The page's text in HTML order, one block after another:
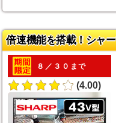
倍速機能を搭載！シャ
８／３０まで
(4.00)